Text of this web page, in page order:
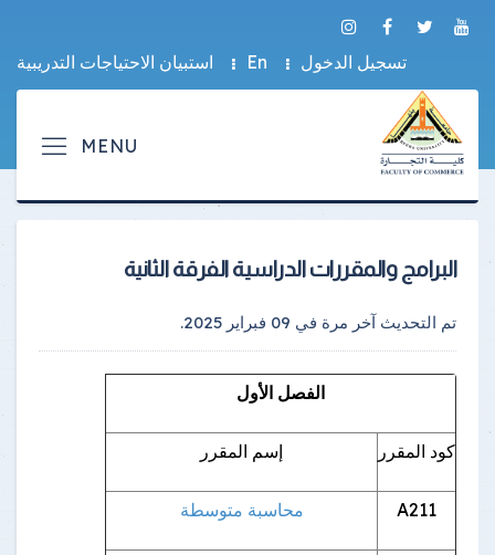
تسجيل الدخول En استبيان الاحتياجات التدريبية
البرامج والمقررات الدراسية الفرقة الثانية
تم التحديث آخر مرة في 09 فبراير 2025 .
الفصل الأول
كود المقرر إسم المقرر
A211 محاسبة متوسطة